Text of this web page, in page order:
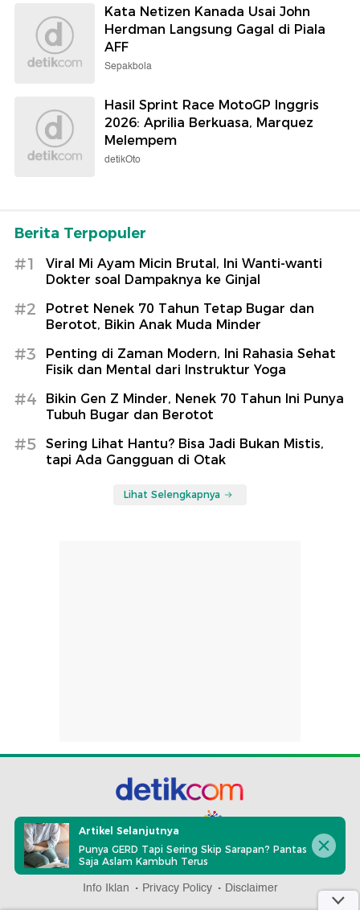
Kata Netizen Kanada Usai John
Herdman Langsung Gagal di Piala
AFF
Sepakbola
Hasil Sprint Race MotoGP Inggris
2026: Aprilia Berkuasa, Marquez
Melempem
detikOto
Berita Terpopuler
#1
Viral Mi Ayam Micin Brutal, Ini Wanti-wanti
Dokter soal Dampaknya ke Ginjal
#2
Potret Nenek 70 Tahun Tetap Bugar dan
Berotot, Bikin Anak Muda Minder
#3
Penting di Zaman Modern, Ini Rahasia Sehat
Fisik dan Mental dari Instruktur Yoga
#4
Bikin Gen Z Minder, Nenek 70 Tahun Ini Punya
Tubuh Bugar dan Berotot
#5
Sering Lihat Hantu? Bisa Jadi Bukan Mistis,
tapi Ada Gangguan di Otak
Lihat Selengkapnya
part of
Redaksi Pedoman Media Siber
Info Iklan
Privacy Policy Disclaimer
Artikel Selanjutnya
Punya GERD Tapi Sering Skip Sarapan? Pantas
Saja Aslam Kambuh Terus